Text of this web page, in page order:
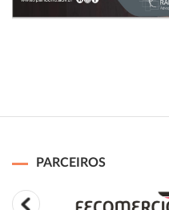
PARCEIROS